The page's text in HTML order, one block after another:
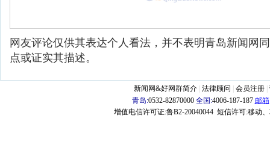
网友评论仅供其表达个人看法，并不表明青岛新闻网
点或证实其描述。